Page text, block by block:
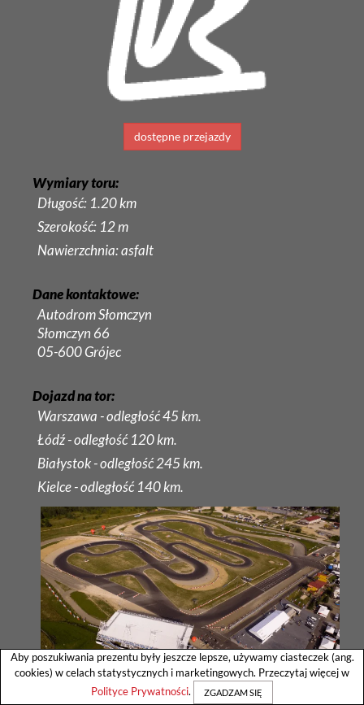
dostępne przejazdy
Wymiary toru:
Długość: 1.20 km
Szerokość: 12 m
Nawierzchnia: asfalt
Dane kontaktowe:
Autodrom Słomczyn
Słomczyn 66
05-600 Grójec
Dojazd na tor:
Warszawa - odległość 45 km.
Łódź - odległość 120 km.
Białystok - odległość 245 km.
Kielce - odległość 140 km.
zobacz opis toru
Aby poszukiwania prezentu były jeszcze lepsze, używamy ciasteczek (ang.
cookies) w celach statystycznych i marketingowych. Przeczytaj więcej w
Polityce Prywatności. ZGADZAM SIĘ